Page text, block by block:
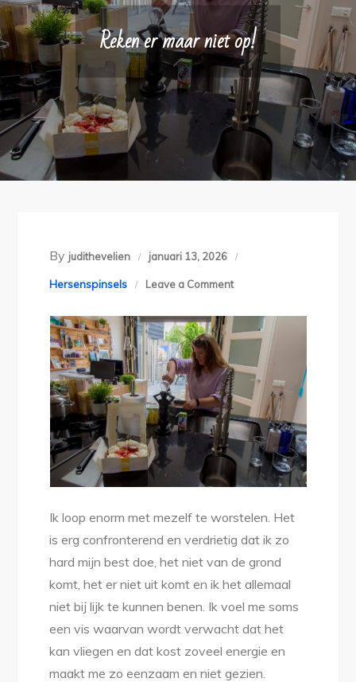
Reken er maar niet op!
By judithevelien januari 13, 2026
Hersenspinsels Leave a Commenton
niet
op!
Ik loop enorm met mezelf te worstelen. Het
is erg confronterend en verdrietig dat ik zo
hard mijn best doe, het niet van de grond
komt, het er niet uit komt en ik het allemaal
niet bij lijk te kunnen benen. Ik voel me soms
een vis waarvan wordt verwacht dat het
kan vliegen en dat kost zoveel energie en
maakt me zo eenzaam en niet gezien.